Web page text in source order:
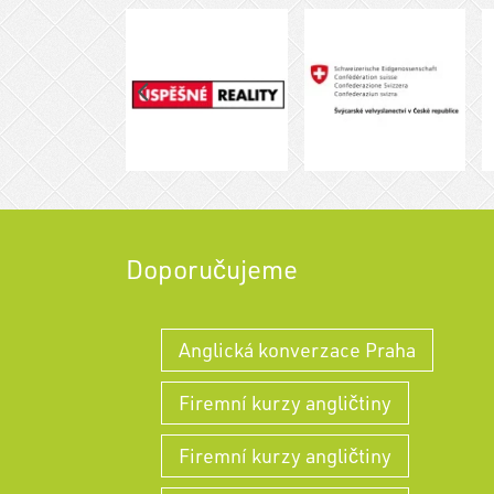
Doporučujeme
Anglická konverzace Praha
Firemní kurzy angličtiny
Firemní kurzy angličtiny